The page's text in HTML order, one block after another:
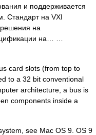
и поддерживается
Стандарт на VXI
на
на… …
card slots (from top to
to a 32 bit conventional
architecture, a bus is
components inside a
see Mac OS 9. OS 9